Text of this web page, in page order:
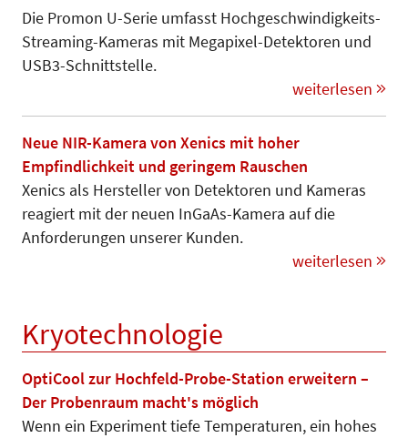
Die Promon U-Serie umfasst Hochgeschwindigkeits-
Streaming-Kameras mit Megapixel-Detektoren und
USB3-Schnittstelle.
weiterlesen
Neue NIR-Kamera von Xenics mit hoher
Empfindlichkeit und geringem Rauschen
Xenics als Hersteller von Detektoren und Kameras
reagiert mit der neuen InGaAs-Kamera auf die
Anforderungen unserer Kunden.
weiterlesen
Kryotechnologie
OptiCool zur Hochfeld-Probe-Station erweitern –
Der Probenraum macht's möglich
Wenn ein Experiment tiefe Temperaturen, ein hohes